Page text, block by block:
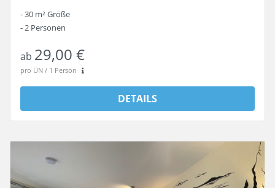
30 m² Größe
2 Personen
ab 29,00 €
pro ÜN / 1 Person
DETAILS